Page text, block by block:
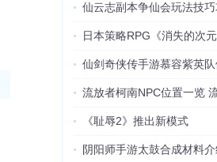
仙云志副本争仙会玩法技
仙剑奇侠传手游慕容紫英
《耻辱2》推出新模式